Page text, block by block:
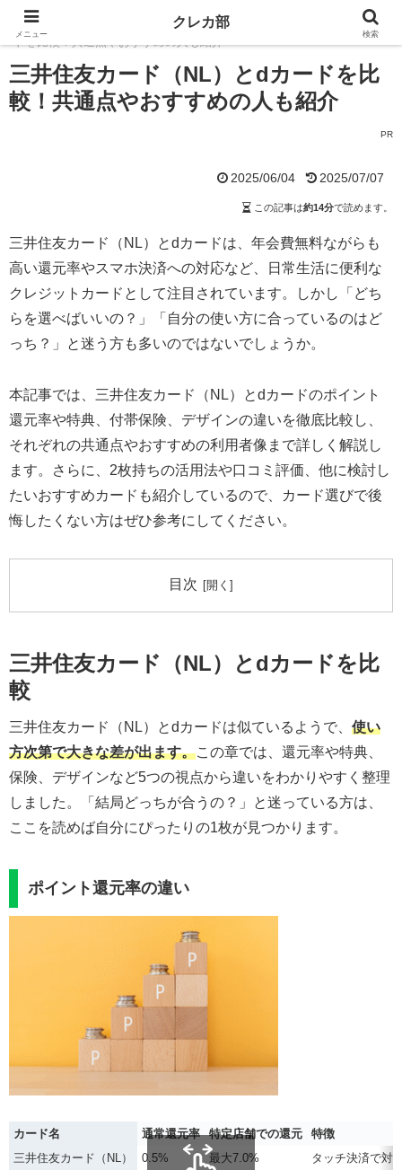
ホーム 一般・ノーマルカード
三井住友カード（NL）とdカー
ドを比較！共通点やおすすめの人も紹介
三井住友カード（NL）とdカードを比
較！共通点やおすすめの人も紹介
PR
2025/06/04 2025/07/07
この記事は約14分で読めます。
三井住友カード（NL）とdカードは、年会費無料ながらも
高い還元率やスマホ決済への対応など、日常生活に便利な
クレジットカードとして注目されています。しかし「どち
らを選べばいいの？」「自分の使い方に合っているのはど
っち？」と迷う方も多いのではないでしょうか。
本記事では、三井住友カード（NL）とdカードのポイント
還元率や特典、付帯保険、デザインの違いを徹底比較し、
それぞれの共通点やおすすめの利用者像まで詳しく解説し
ます。さらに、2枚持ちの活用法や口コミ評価、他に検討し
たいおすすめカードも紹介しているので、カード選びで後
悔したくない方はぜひ参考にしてください。
目次
三井住友カード（NL）とdカードを比
較
三井住友カード（NL）とdカードは似ているようで、 使い
方次第で大きな差が出ます。この章では、還元率や特典、
保険、デザインなど5つの視点から違いをわかりやすく整理
しました。「結局どっちが合うの？」と迷っている方は、
ここを読めば自分にぴったりの1枚が見つかります。
ポイント還元率の違い
カード名 通常還元率 特定店舗での還元
特徴
三井住友カード（NL）
0.5% 最大7.0%
タッチ決済で対
メニュー
クレカ部
検索